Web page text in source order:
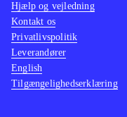
Hjælp og vejledning
Kontakt os
Privatlivspolitik
Leverandører
English
Tilgængelighedserklæring